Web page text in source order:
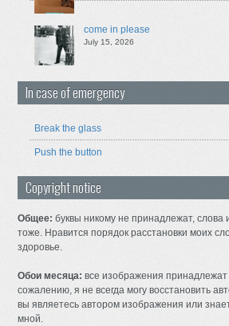
come in please
July 15, 2026
In case of emergency
Break the glass
Push the button
Copyright notice
Общее: буквы никому не принадлежат, слова
тоже. Нравится порядок расстановки моих
здоровье.
Обои месяца: все изображения
сожалению, я не всегда могу восстановить
вы являетесь автором изображения или
мной.